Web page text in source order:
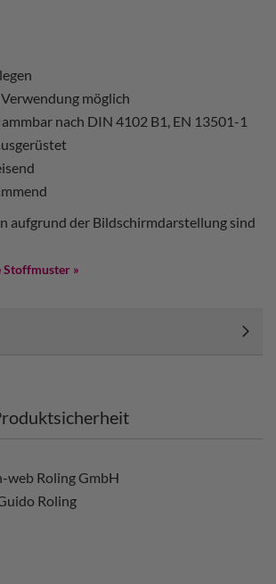
möglich
nach DIN 4102 B1, EN 13501-1
aufgrund der Bildschirmdarstellung sind
Stoffmuster »
Roling GmbH
Roling